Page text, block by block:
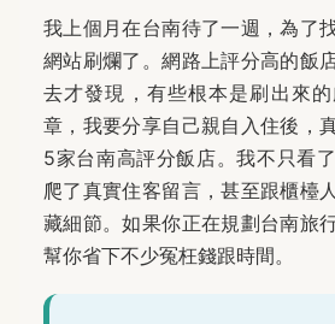
我上個月在台南待了一週，為了
網站刷爛了。網路上評分高的飯
去才發現，有些根本是刷出來
章，我要分享自己親自入住後，
5家台南高評分飯店。我不只看
爬了真實住客留言，甚至跟櫃檯
藏細節。如果你正在規劃台南旅
幫你省下不少冤枉錢跟時間。